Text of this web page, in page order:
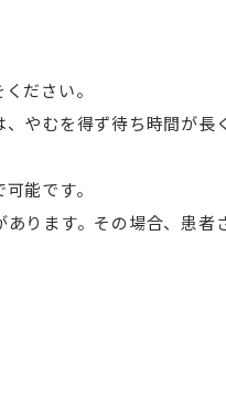
ださい。
やむを得ず待ち時間が
能です。
ります。その場合、患